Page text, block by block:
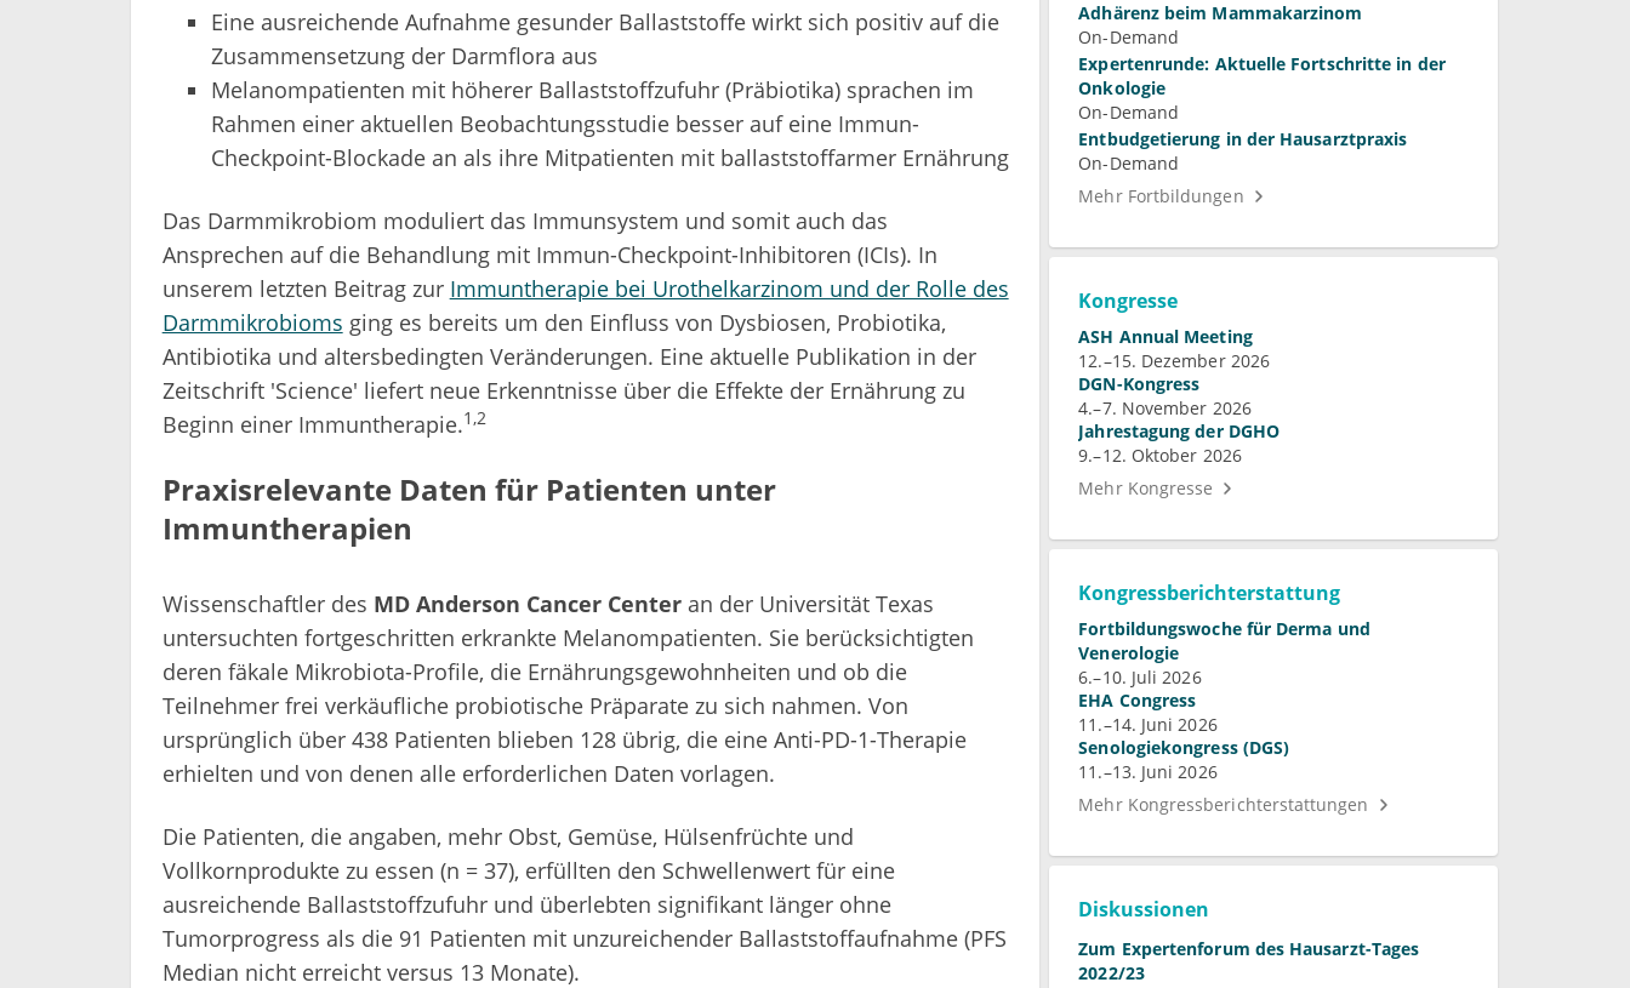
Eine ausreichende Aufnahme gesunder Ballaststoffe wirkt sich positiv auf die
Zusammensetzung der Darmflora aus
Melanompatienten mit höherer Ballaststoffzufuhr (Präbiotika) sprachen im
Rahmen einer aktuellen Beobachtungsstudie besser auf eine Immun-
Checkpoint-Blockade an als ihre Mitpatienten mit ballaststoffarmer Ernährung
Das Darmmikrobiom moduliert das Immunsystem und somit auch das
Ansprechen auf die Behandlung mit Immun-Checkpoint-Inhibitoren (ICIs). In
unserem letzten Beitrag zur Immuntherapie bei Urothelkarzinom und der Rolle des
Darmmikrobioms ging es bereits um den Einfluss von Dysbiosen, Probiotika,
Antibiotika und altersbedingten Veränderungen. Eine aktuelle Publikation in der
Zeitschrift 'Science' liefert neue Erkenntnisse über die Effekte der Ernährung zu
Beginn einer Immuntherapie.1,2
Praxisrelevante Daten für Patienten unter
Immuntherapien
Wissenschaftler des MD Anderson Cancer Centeran der Universität Texas
untersuchten fortgeschritten erkrankte Melanompatienten. Sie berücksichtigten
deren fäkale Mikrobiota-Profile, die Ernährungsgewohnheiten und ob die
Teilnehmer frei verkäufliche probiotische Präparate zu sich nahmen. Von
ursprünglich über 438 Patienten blieben 128 übrig, die eine Anti-PD-1-Therapie
erhielten und von denen alle erforderlichen Daten vorlagen.
Die Patienten, die angaben, mehr Obst, Gemüse, Hülsenfrüchte und
Vollkornprodukte zu essen (n = 37), erfüllten den Schwellenwert für eine
ausreichende Ballaststoffzufuhr und überlebten signifikant länger ohne
Tumorprogress als die 91 Patienten mit unzureichender Ballaststoffaufnahme (PFS
Median nicht erreicht versus 13 Monate).
Adhärenz beim Mammakarzinom
On-Demand
Expertenrunde: Aktuelle Fortschritte in der
Onkologie
On-Demand
Entbudgetierung in der Hausarztpraxis
On-Demand
Mehr Fortbildungen
Kongresse
ASH Annual Meeting
12.–15. Dezember 2026
DGN-Kongress
4.–7. November 2026
Jahrestagung der DGHO
9.–12. Oktober 2026
Mehr Kongresse
Kongressberichterstattung
Fortbildungswoche für Derma und
Venerologie
6.–10. Juli 2026
EHA Congress
11.–14. Juni 2026
Senologiekongress (DGS)
11.–13. Juni 2026
Mehr Kongressberichterstattungen
Diskussionen
Zum Expertenforum des Hausarzt-Tages
2022/23